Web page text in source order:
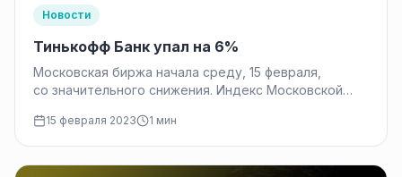
Новости
Тинькофф Банк упал на 6%
Московская биржа начала среду, 15 февраля,
со значительного снижения. Индекс Московской
свидетельствуют данные торгов на Московской
бирже на 10:21 по московскому…
15 февраля 2023 1 мин